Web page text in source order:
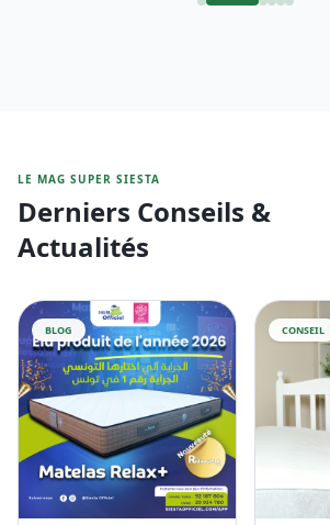
LE MAG SUPER SIESTA
Derniers Conseils &
BLOG CONSEIL